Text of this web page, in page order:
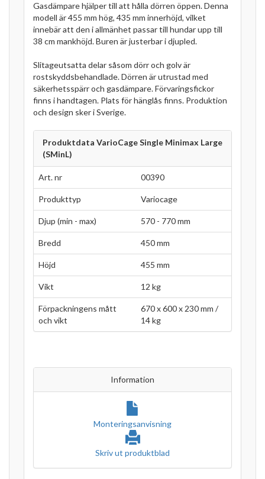
Gasdämpare hjälper till att hålla dörren öppen. Denna
modell är 455 mm hög, 435 mm innerhöjd, vilket
innebär att den i allmänhet passar till hundar upp till
38 cm mankhöjd. Buren är justerbar i djupled.
Slitageutsatta delar såsom dörr och golv är
rostskyddsbehandlade. Dörren är utrustad med
säkerhetsspärr och gasdämpare. Förvaringsfickor
finns i handtagen. Plats för hänglås finns. Produktion
och design sker i Sverige.
Produktdata VarioCage Single Minimax Large
(SMinL)
Art. nr 00390
Produkttyp Variocage
Djup (min - max) 570 - 770 mm
Bredd 450 mm
Höjd 455 mm
Vikt 12 kg
Förpackningens mått
och vikt
670 x 600 x 230 mm /
14 kg
Information
Monteringsanvisning
Skriv ut produktblad